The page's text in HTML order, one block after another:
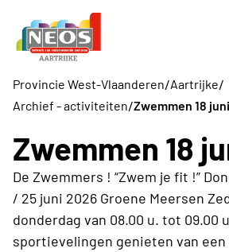
Provincie West-Vlaanderen/Aartrijke/
Archief - activiteiten/Zwemmen 18 juni
Zwemmen 18
De Zwemmers ! “Zwem je fit !”
/ 25 juni 2026 Groene Meersen
donderdag van 08.00 u. tot 09.00
sportievelingen genieten van